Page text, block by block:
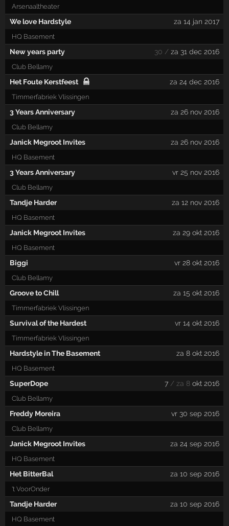
Arsenaaltheater
We love Hardstyle za 14 jan 2017
HQ Basement
New years party 30 /za 31 dec 2016
Club Bellamy
Het Foute Kerstfeest za 24 dec 2016
Timmerfabriek Vlissingen
3 Years Anniversary za 26 nov 2016
Club Bellamy
Janick Megroot Invites za 26 nov 2016
HQ Basement
3 Years Anniversary vr 25 nov 2016
Club Bellamy
Tandje Harder za 12 nov 2016
HQ Basement
Janick Megroot Invites za 29 okt 2016
HQ Basement
Biggi vr 28 okt 2016
Club Bellamy
Groove to Chill za 15 okt 2016
Timmerfabriek Vlissingen
Survival of the Hardest vr 14 okt 2016
Timmerfabriek Vlissingen
Hardstyle in The Basement za 8 okt 2016
HQ Basement
SuperDope 7 / za 8 okt 2016
Club Bellamy
Freddy Moreira vr 30 sep 2016
Club Bellamy
Janick Megroot Invites za 24 sep 2016
HQ Basement
Het BitterBal za 10 sep 2016
't VoorOnder
Tandje Harder za 10 sep 2016
HQ Basement